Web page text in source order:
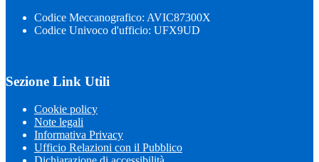
Codice Meccanografico: AVIC87300X
Codice Univoco d'ufficio: UFX9UD
Sezione Link Utili
Cookie policy
Note legali
Informativa Privacy
Ufficio Relazioni con il Pubblico